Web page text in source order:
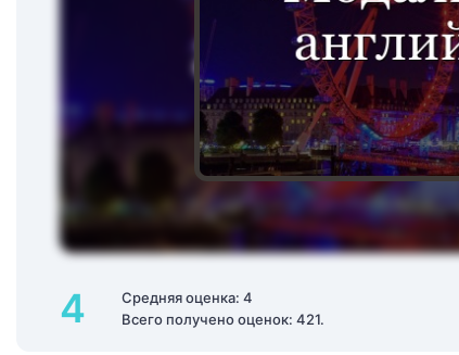
4
Средняя оценка: 4
Всего получено оценок: 421.